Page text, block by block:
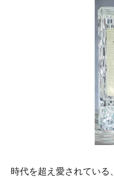
時代を超え愛されている